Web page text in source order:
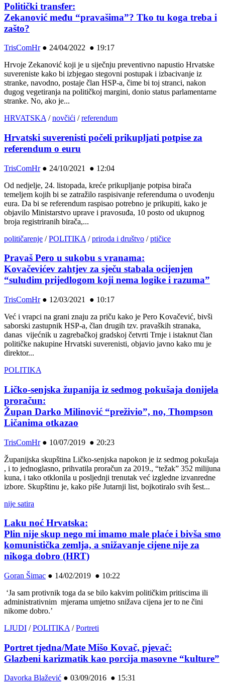
Politički transfer:
Zekanović među “pravašima”? Tko tu koga treba i
zašto?
TrisComHr● 24/04/2022 ● 19:17
Hrvoje Zekanović koji je u siječnju preventivno napustio Hrvatske
suvereniste kako bi izbjegao stegovni postupak i izbacivanje iz
stranke, navodno, postaje član HSP-a, čime bi toj stranci, nakon
dugog vegetiranja na političkoj margini, donio status parlamentarne
stranke. No, ako je...
HRVATSKA /novčići /referendum
Hrvatski suverenisti počeli prikupljati potpise za
referendum o euru
TrisComHr● 24/10/2021 ● 12:04
Od nedjelje, 24. listopada, kreće prikupljanje potpisa birača
temeljem kojih bi se zatražilo raspisivanje referenduma o uvođenju
eura. Da bi se referendum raspisao potrebno je prikupiti, kako je
objavilo Ministarstvo uprave i pravosuđa, 10 posto od ukupnog
broja registriranih birača,...
političarenje /POLITIKA /priroda i društvo /ptičice
Pravaš Pero u sukobu s vranama:
Kovačevićev zahtjev za sječu stabala ocijenjen
“suludim prijedlogom koji nema logike i razuma”
TrisComHr● 12/03/2021 ● 10:17
Već i vrapci na grani znaju za priču kako je Pero Kovačević, bivši
saborski zastupnik HSP-a, član drugih tzv. pravaških stranaka,
danas vijećnik u zagrebačkoj gradskoj četvrti Trnje i istaknut član
političke nakupine Hrvatski suverenisti, objavio javno kako mu je
direktor...
POLITIKA
Ličko-senjska županija iz sedmog pokušaja donijela
proračun:
Župan Darko Milinović “preživio”, no, Thompson
Ličanima otkazao
TrisComHr● 10/07/2019 ● 20:23
Županijska skupština Ličko-senjska napokon je iz sedmog pokušaja
, i to jednoglasno, prihvatila proračun za 2019., “težak” 352 milijuna
kuna, i tako otklonila u posljednji trenutak već izgledne izvanredne
izbore. Skupštinu je, kako piše Jutarnji list, bojkotiralo svih šest...
nije satira
Laku noć Hrvatska:
Plin nije skup nego mi imamo male plaće i bivša smo
komunistička zemlja, a snižavanje cijene nije za
nikoga dobro (HRT)
Goran Šimac ● 14/02/2019 ● 10:22
‘Ja sam protivnik toga da se bilo kakvim političkim pritiscima ili
administrativnim mjerama umjetno snižava cijena jer to ne čini
nikome dobro.’
LJUDI /POLITIKA /Portreti
Portret tjedna/Mate Mišo Kovač, pjevač:
Glazbeni karizmatik kao porcija masovne “kulture”
Davorka Blažević ● 03/09/2016 ● 15:31